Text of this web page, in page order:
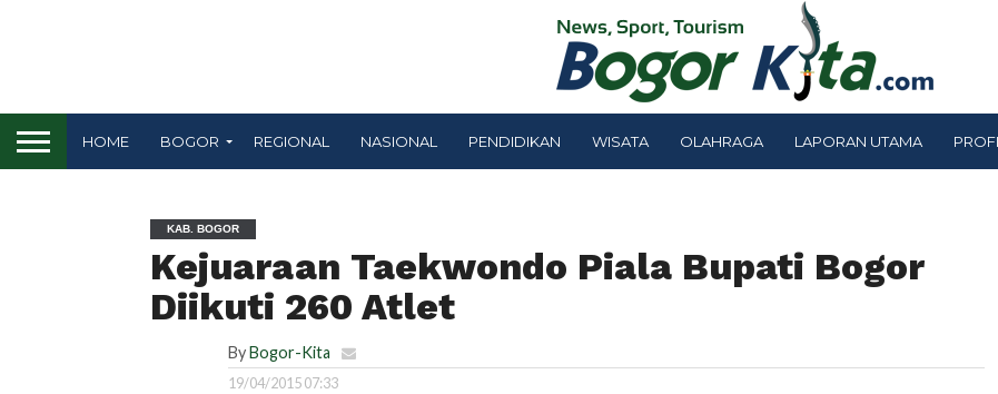
HOME BOGOR REGIONAL NASIONAL PENDIDIKAN WISATA OLAHRAGA LAPORAN UTAMA
KAB. BOGOR
Kejuaraan Taekwondo Piala Bupati Bogor
Diikuti 260 Atlet
ByBogor-Kita
19/04/2015 07:33